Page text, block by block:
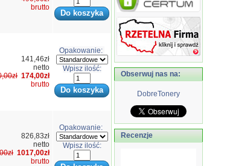
brutto
141,46zł
netto
174,00zł
brutto
Opakowanie:
Wpisz ilość:
826,83zł
netto
1017,00zł
brutto
Opakowanie:
Wpisz ilość:
Obserwuj nas na:
DobreTonery
Recenzje